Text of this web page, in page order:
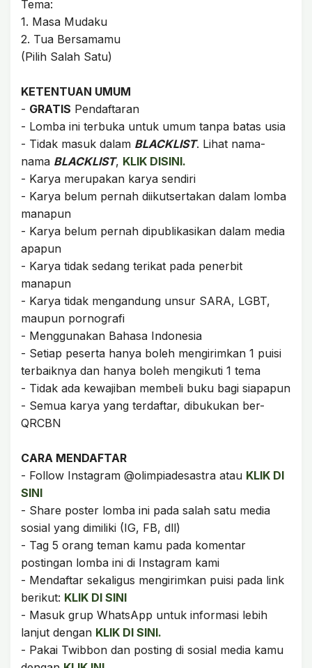
Tema:
1. Masa Mudaku
2. Tua Bersamamu
(Pilih Salah Satu)
KETENTUAN UMUM
- GRATIS Pendaftaran
- Lomba ini terbuka untuk umum tanpa batas usia
- Tidak masuk dalam BLACKLIST. Lihat nama-
nama BLACKLIST, KLIK DISINI.
- Karya merupakan karya sendiri
- Karya belum pernah diikutsertakan dalam lomba
manapun
- Karya belum pernah dipublikasikan dalam media
apapun
- Karya tidak sedang terikat pada penerbit
manapun
- Karya tidak mengandung unsur SARA, LGBT,
maupun pornografi
- Menggunakan Bahasa Indonesia
- Setiap peserta hanya boleh mengirimkan 1 puisi
terbaiknya dan hanya boleh mengikuti 1 tema
- Tidak ada kewajiban membeli buku bagi siapapun
- Semua karya yang terdaftar, dibukukan ber-
QRCBN
CARA MENDAFTAR
- Follow Instagram @olimpiadesastra atau KLIK DI
SINI
- Share poster lomba ini pada salah satu media
sosial yang dimiliki (IG, FB, dll)
- Tag 5 orang teman kamu pada komentar
postingan lomba ini di Instagram kami
- Mendaftar sekaligus mengirimkan puisi pada link
berikut: KLIK DI SINI
- Masuk grup WhatsApp untuk informasi lebih
lanjut dengan KLIK DI SINI.
- Pakai Twibbon dan posting di sosial media kamu